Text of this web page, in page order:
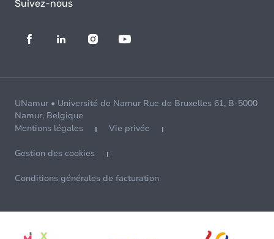
Suivez-nous
UNamur • Université de Namur Rue de Bruxelles 61, B-5000
Namur, Belgique
Mentions légales
Vie privée
Gestion des cookies
Conditions générales de facturation